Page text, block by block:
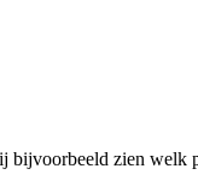
zien welk